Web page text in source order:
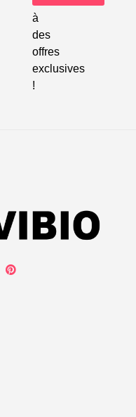
à
des
offres
exclusives
!